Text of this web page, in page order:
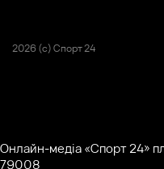
2026 (с) Спорт 24
Онлайн-медіа «Спорт 24»
79008